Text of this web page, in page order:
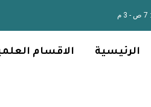
الرئيسية الاقسام